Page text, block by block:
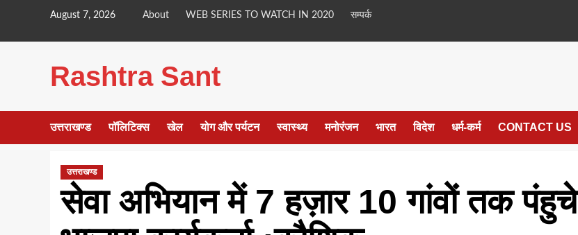
content
August 7, 2026 About WEB SERIES TO WATCH IN 2020 सम्पर्क
Rashtra Sant
उत्तराखण्ड पॉलिटिक्स खेल योग और पर्यटन स्वास्थ्य मनोरंजन भारत विदेश धर्म-कर्म CONTACT US
उत्तराखण्ड
सेवा अभियान में 7 हज़ार 10 गांवों तक पंहुचे